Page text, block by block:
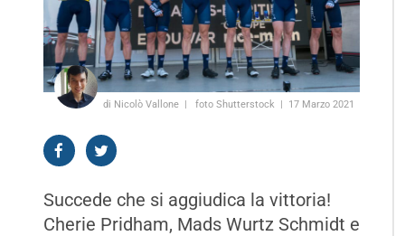
di Nicolò Vallone foto Shutterstock 17 Marzo 2021
Succede che si aggiudica la vittoria!
Cherie Pridham, Mads Wurtz Schmidt e